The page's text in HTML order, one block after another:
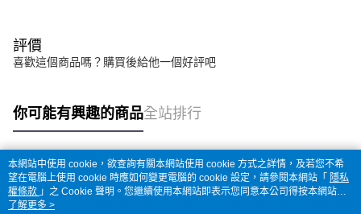
評價
喜歡這個商品嗎？購買後給他一個好評吧
你可能有興趣的商品全站排行
熱門標籤
本網站中使用 cookie，欲查詢有關本網站使用 cookie 方式之詳情，及若您不希
望在電腦上使用 cookie 時應如何變更電腦的 cookie 設定，請參閱本網站「 隱私
權條款 」之 Cookie 聲明。您繼續使用本網站即表示您同意本公司得按本網站使
用條款之 Cookie 聲明使用 cookie。
了解更多 >